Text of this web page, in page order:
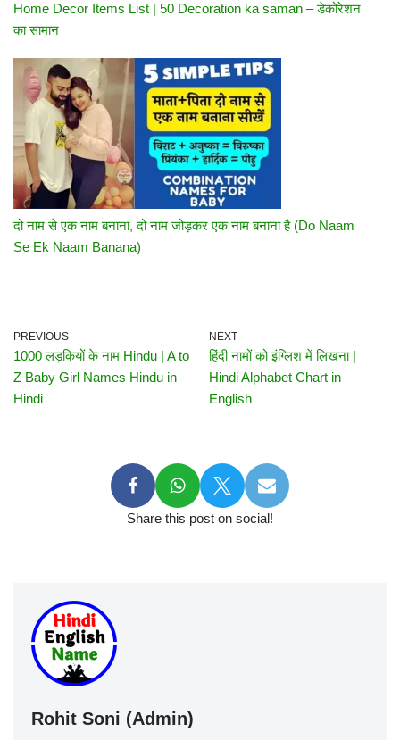
Home Decor Items List | 50 Decoration ka saman – डेकोरेशन
का सामान
दो नाम से एक नाम बनाना, दो नाम जोड़कर एक नाम बनाना है (Do Naam
Se Ek Naam Banana)
PREVIOUS
1000 लड़कियों के नाम Hindu | A to
Z Baby Girl Names Hindu in
Hindi
NEXT
हिंदी नामों को इंग्लिश में लिखना |
Hindi Alphabet Chart in
English
Share this post on social!
Rohit Soni (Admin)